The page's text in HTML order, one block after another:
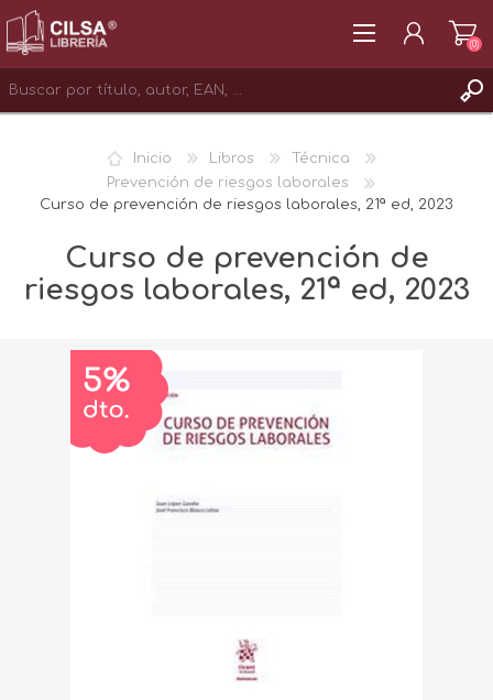
INICIAR SESIÓN
(0)
Inicio Libros
Técnica
Prevención de riesgos laborales
Curso de prevención de riesgos laborales, 21ª ed, 2023
Curso de prevención de
riesgos laborales, 21ª ed, 2023